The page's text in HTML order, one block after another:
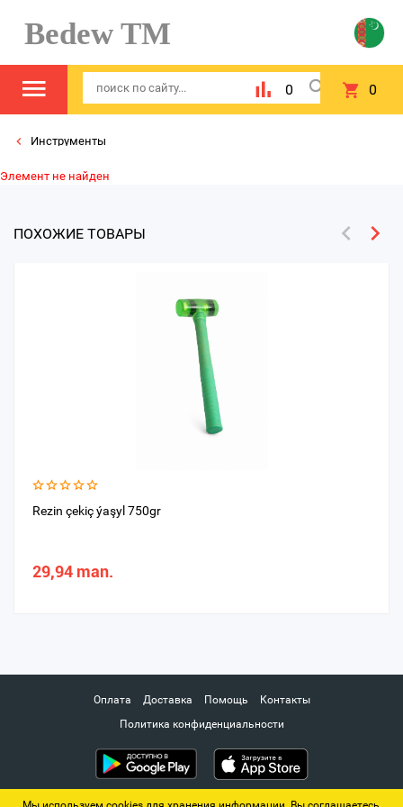
Bedew TM
0 0
Инструменты
Элемент не найден
ПОХОЖИЕ ТОВАРЫ
Rezin çekiç ýaşyl 750gr
29,94 man.
Оплата Доставка Помощь
Контакты
Политика конфиденциальности